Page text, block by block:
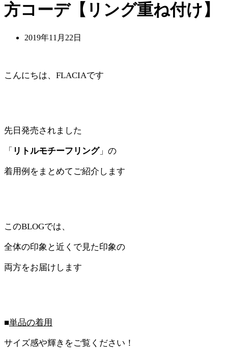
方コーデ【リング重ね付け】
2019年11月22日
こんにちは、FLACIAです
先日発売されました
「 リトルモチーフリング」の
着用例をまとめてご紹介します
このBLOGでは、
全体の印象と近くで見た印象の
両方をお届けします
■単品の着用
サイズ感や輝きをご覧ください！